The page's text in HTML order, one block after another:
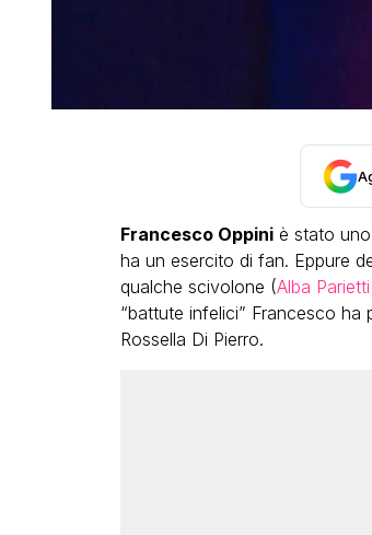
Francesco Oppiniè stato uno
ha un esercito di fan. Eppure
qualche scivolone (Alba
“battute infelici” Francesco ha
Rossella Di Pierro.